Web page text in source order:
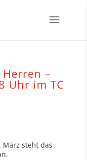
–
Uhr im TC
März steht das